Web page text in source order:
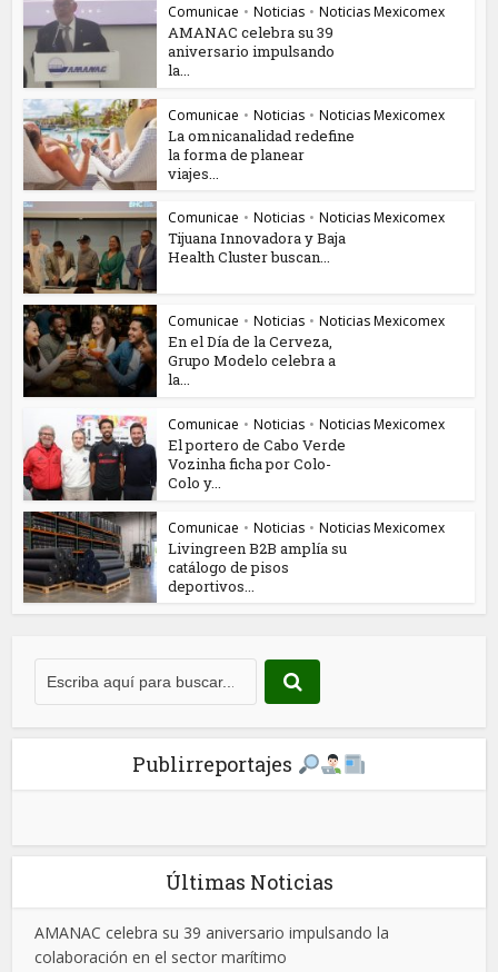
Comunicae • Noticias • Noticias Mexicomex
AMANAC celebra su 39
aniversario impulsando
la...
Comunicae • Noticias • Noticias Mexicomex
La omnicanalidad redefine
la forma de planear
viajes...
Comunicae • Noticias • Noticias Mexicomex
Tijuana Innovadora y Baja
Health Cluster buscan...
Comunicae • Noticias • Noticias Mexicomex
En el Día de la Cerveza,
Grupo Modelo celebra a
la...
Comunicae • Noticias • Noticias Mexicomex
El portero de Cabo Verde
Vozinha ficha por Colo-
Colo y...
Comunicae • Noticias • Noticias Mexicomex
Livingreen B2B amplía su
catálogo de pisos
deportivos...
Publirreportajes
Últimas Noticias
AMANAC celebra su 39 aniversario impulsando la
colaboración en el sector marítimo